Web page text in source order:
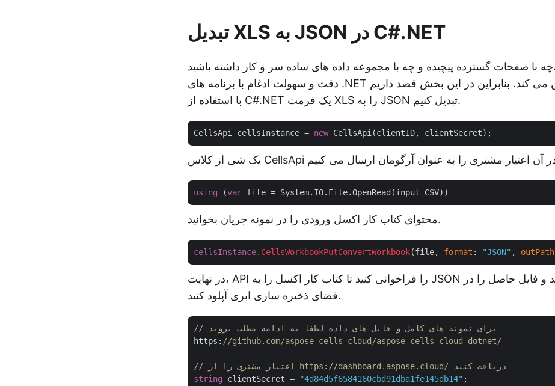
تبدیل XLS به JSON در C#.NET
چه با صفحات گسترده پیچیده و چه با مجموعه داده های ساده سر و کار داشته باشید، SDK کارایی،
دقت و سهولت ادغام با برنامه های .NET شما را تضمین می کند. بنابراین در این بخش قصد داریم
با استفاده از C#.NET یک فرمت XLS را به JSON تبدیل کنیم.
CellsApi cellsInstance = new
using (var
محتوای کتاب کار اکسل ورودی را در نمونه جریان بخوانید.
cellsInstance.CellsWorkbookPutConvertWorkbook(file, format : "JSON" , outPath
در نهایت، API را فراخوانی کنید تا کتاب کار اکسل را به JSON تبدیل کنید و فایل حاصل را در
فضای ذخیره سازی ابری آپلود کنید.
https: //github.com/aspose-cells-cloud/aspose-cells-cloud-dotnet/
// اعتبار مشتری را از https://dashboard.aspose.cloud/ دریافت کنید
string clientSecret = "4d84d5f6584160cbd91dba1fe145db14"